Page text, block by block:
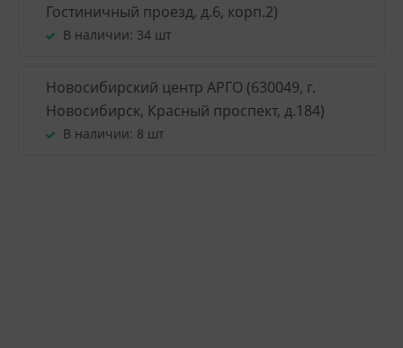
Гостиничный проезд, д.6, корп.2)
В наличии: 34 шт
Новосибирский центр АРГО (630049, г.
Новосибирск, Красный проспект, д.184)
В наличии: 8 шт